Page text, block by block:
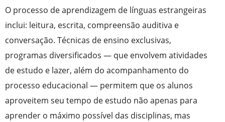
O processo de aprendizagem de línguas estrangeiras
inclui: leitura, escrita, compreensão auditiva e
conversação. Técnicas de ensino exclusivas,
programas diversificados — que envolvem atividades
de estudo e lazer, além do acompanhamento do
processo educacional — permitem que os alunos
aproveitem seu tempo de estudo não apenas para
aprender o máximo possível das disciplinas, mas